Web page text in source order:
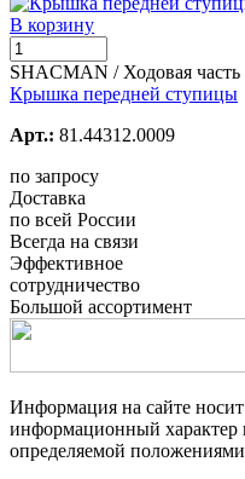
В корзину
SHACMAN / Ходовая часть
Крышка передней ступицы
Арт.: 81.44312.0009
по запросу
Доставка
по всей России
Всегда на связи
Эффективное
сотрудничество
Большой ассортимент
Информация на сайте
информационный характер
определяемой